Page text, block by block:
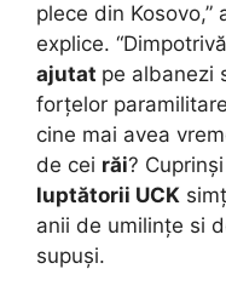
plece din Kosovo,”
explice.
ajutat pe albanezi
forțelor
cine mai avea
de cei răi?
luptătorii UCK
anii de umilințe si
supuși.